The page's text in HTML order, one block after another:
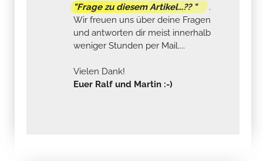
"Frage zu diesem Artikel...?? "
.
Wir freuen uns über deine Fragen
und antworten dir meist innerhalb
weniger Stunden per Mail....
Vielen Dank!
Euer Ralf und Martin :-)